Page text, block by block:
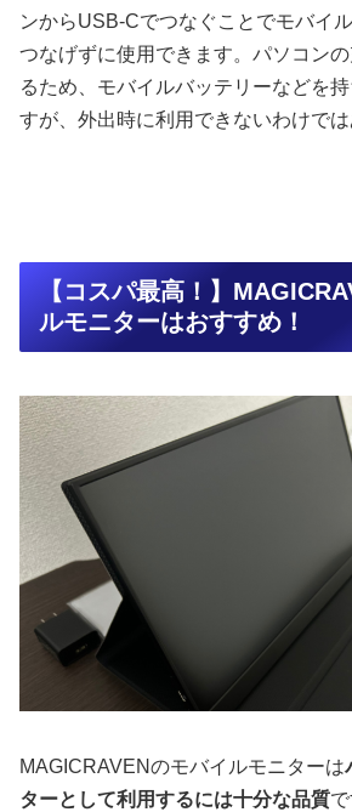
ンからUSB-Cでつなぐことでモバイ
つなげずに使用できます。パソコン
るため、モバイルバッテリーなどを
すが、外出時に利用できないわけでは
【コスパ最高！】
ルモニターはおすすめ！
MAGICRAVENのモバイルモニターは
ターとして利用するには十分な品質